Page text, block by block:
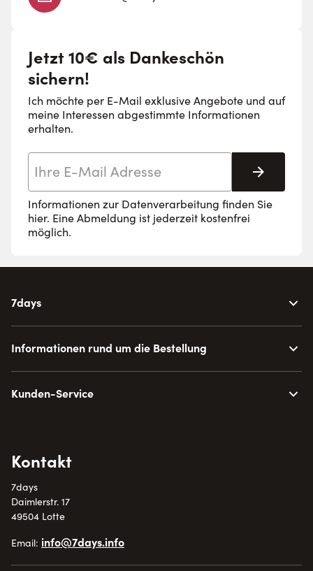
Jetzt 10€ als Dankeschön
sichern!
Ich möchte per E-Mail exklusive Angebote und auf
meine Interessen abgestimmte Informationen
erhalten.
Informationen zur Datenverarbeitung finden Sie
hier. Eine Abmeldung ist jederzeit kostenfrei
möglich.
7days
Informationen rund um die Bestellung
Kunden-Service
Kontakt
7days
Daimlerstr. 17
49504 Lotte
Email: info@7days.info